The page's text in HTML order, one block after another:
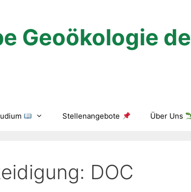
Geoökologie
Stellenangebote Über Uns
DOC